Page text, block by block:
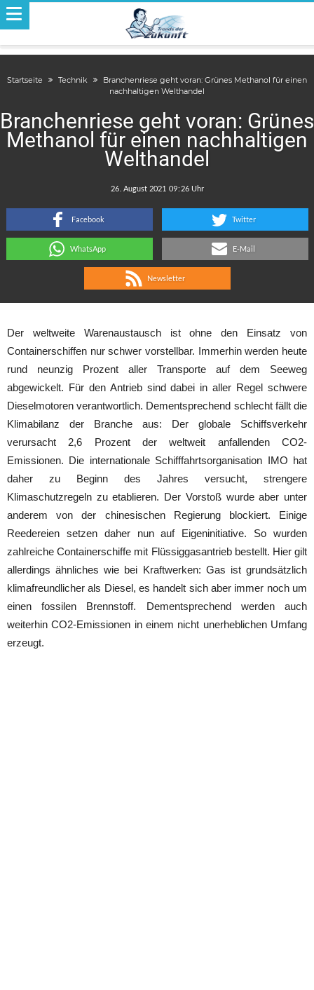
Startseite Technik
Branchenriese geht voran: Grünes Methanol für einen
nachhaltigen Welthandel
Branchenriese geht voran: Grünes
Methanol für einen nachhaltigen
Welthandel
:
Facebook Twitter
WhatsApp E-Mail
Newsletter
Der weltweite Warenaustausch ist ohne den Einsatz von
Containerschiffen nur schwer vorstellbar. Immerhin werden heute
rund neunzig Prozent aller Transporte auf dem Seeweg
abgewickelt. Für den Antrieb sind dabei in aller Regel schwere
Dieselmotoren verantwortlich. Dementsprechend schlecht fällt die
Klimabilanz der Branche aus: Der globale Schiffsverkehr
verursacht 2,6 Prozent der weltweit anfallenden CO2-
Emissionen. Die internationale Schifffahrtsorganisation IMO hat
daher zu Beginn des Jahres versucht, strengere
Klimaschutzregeln zu etablieren. Der Vorstoß wurde aber unter
anderem von der chinesischen Regierung blockiert. Einige
Reedereien setzen daher nun auf Eigeninitiative. So wurden
zahlreiche Containerschiffe mit Flüssiggasantrieb bestellt. Hier gilt
allerdings ähnliches wie bei Kraftwerken: Gas ist grundsätzlich
klimafreundlicher als Diesel, es handelt sich aber immer noch um
einen fossilen Brennstoff. Dementsprechend werden auch
weiterhin CO2-Emissionen in einem nicht unerheblichen Umfang
erzeugt.